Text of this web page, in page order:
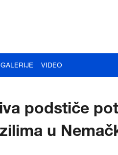
GALERIJE VIDEO
podstiče
u